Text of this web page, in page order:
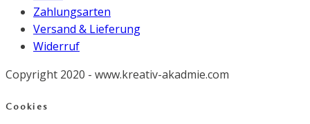
Zahlungsarten
Versand & Lieferung
Widerruf
Copyright 2020 - www.kreativ-akadmie.com
Cookies